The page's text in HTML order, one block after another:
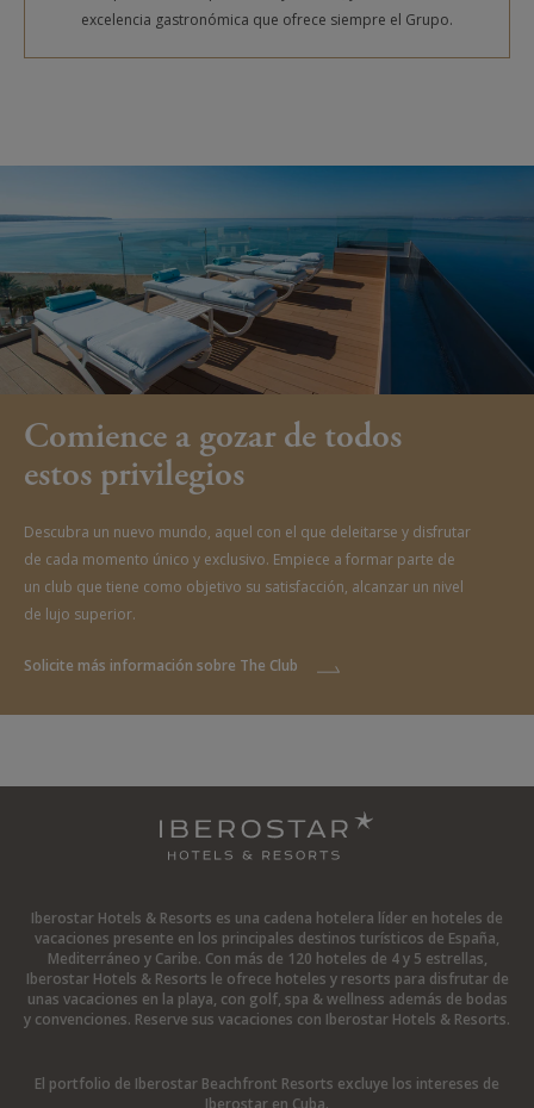
excelencia gastronómica que ofrece siempre el Grupo.
Comience a gozar de todos
estos privilegios
Descubra un nuevo mundo, aquel con el que deleitarse y disfrutar
de cada momento único y exclusivo. Empiece a formar parte de
un club que tiene como objetivo su satisfacción, alcanzar un nivel
de lujo superior.
Solicite más información sobre The Club
Iberostar Hotels & Resorts es una cadena hotelera líder en hoteles de
vacaciones presente en los principales destinos turísticos de España,
Mediterráneo y Caribe. Con más de 120 hoteles de 4 y 5 estrellas,
Iberostar Hotels & Resorts le ofrece hoteles y resorts para disfrutar de
unas vacaciones en la playa, con golf, spa & wellness además de bodas
y convenciones. Reserve sus vacaciones con Iberostar Hotels & Resorts.
El portfolio de Iberostar Beachfront Resorts excluye los intereses de
Iberostar en Cuba.